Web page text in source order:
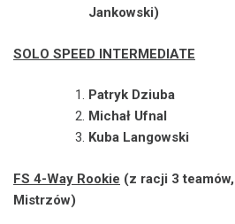
Jankowski)
SOLO SPEED INTERMEDIATE
Patryk Dziuba
Michał Ufnal
Kuba Langowski
FS 4-Way Rookie (z racji 3
Mistrzów)